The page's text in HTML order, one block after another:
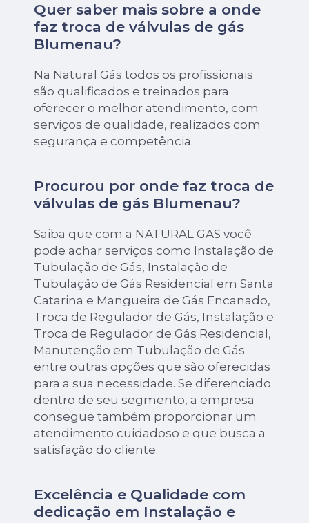
Quer saber mais sobre a onde
faz troca de válvulas de gás
Blumenau?
Na Natural Gás todos os profissionais
são qualificados e treinados para
oferecer o melhor atendimento, com
serviços de qualidade, realizados com
segurança e competência.
Procurou por onde faz troca de
válvulas de gás Blumenau?
Saiba que com a NATURAL GAS você
pode achar serviços como Instalação de
Tubulação de Gás, Instalação de
Tubulação de Gás Residencial em Santa
Catarina e Mangueira de Gás Encanado,
Troca de Regulador de Gás, Instalação e
Troca de Regulador de Gás Residencial,
Manutenção em Tubulação de Gás
entre outras opções que são oferecidas
para a sua necessidade. Se diferenciado
dentro de seu segmento, a empresa
consegue também proporcionar um
atendimento cuidadoso e que busca a
satisfação do cliente.
Excelência e Qualidade com
dedicação em Instalação e